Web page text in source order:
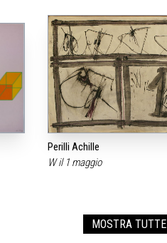
Perilli Achille
W il 1 maggio
MOSTRA TUTTE